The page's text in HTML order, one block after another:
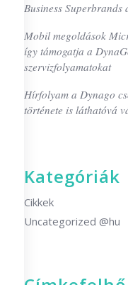
Business
Mobil megoldások
így támogatja a
szervizfolyamatokat
Hírfolyam a Dynago
története is láthatóvá
Kategóriák
Cikkek
Uncategorized @hu